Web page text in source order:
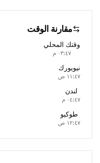
مقارنة الوقت
وقتك المحلي
٠٣:٤٧ م
نيويورك
١١:٤٧ ص
لندن
٠٤:٤٧ م
طوكيو
١٢:٤٧ ص